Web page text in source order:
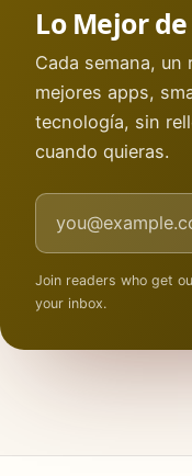
Lo Mejor
Cada semana, un
mejores apps,
tecnología, sin
cuando quieras.
Email address
Join readers who get
your inbox.